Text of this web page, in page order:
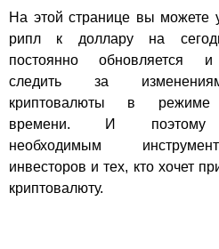
На этой странице вы можете
рипл к доллару на
постоянно обновляется и
следить за
криптовалюты в режиме
времени. И поэтому
необходимым
инвесторов и тех, кто хочет
криптовалюту.